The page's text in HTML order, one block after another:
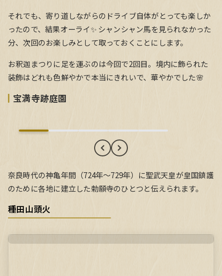
それでも、寄り道しながらのドライブ自体がとっても楽しか
ったので、結果オーライ✨ シャンシャン馬を見られなかった
分、次回のお楽しみとして取っておくことにします。
お釈迦まつりに足を運ぶのは今回で2回目。境内に飾られた
装飾はどれも色鮮やかで本当にきれいで、華やかでした🌸
宝満寺跡庭園
奈良時代の神亀年間（724年～729年）に聖武天皇が皇国鎮護
のために各地に建立した勅願寺のひとつと伝えられます。
種田山頭火